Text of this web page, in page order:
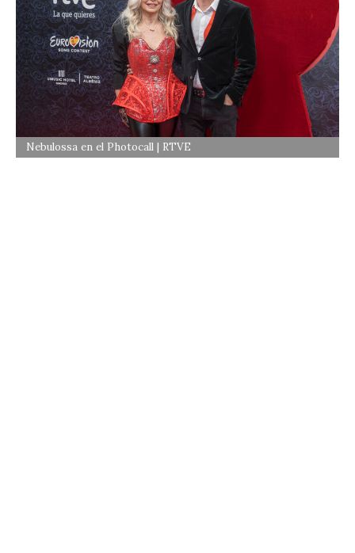
Nebulossa en el Photocall | RTVE